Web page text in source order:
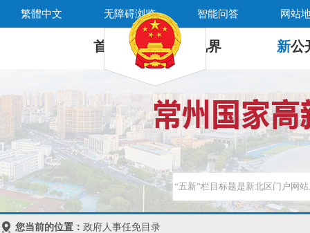
繁體中文 无障碍浏览 智能问答 网站
首 页 新 视界 新公
您当前的位置： 政府人事任免目录